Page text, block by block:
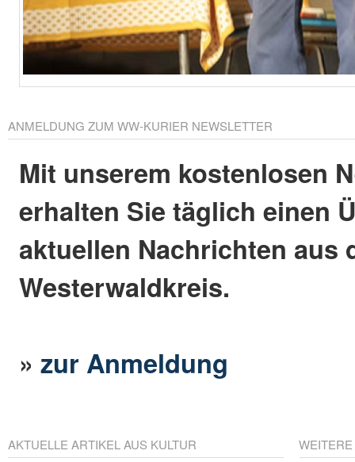
ANMELDUNG ZUM WW-KURIER NEWSLETTER
Mit unserem kostenlosen
erhalten Sie täglich einen
aktuellen Nachrichten aus
Westerwaldkreis.
»zur Anmeldung
AKTUELLE ARTIKEL AUS KULTUR